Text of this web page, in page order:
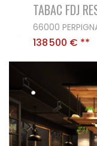
TABAC FDJ
66000
138 500 € **